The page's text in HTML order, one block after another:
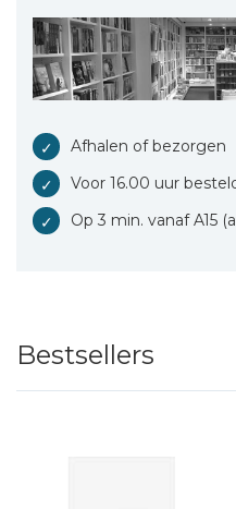
Afhalen of bezorgen
Voor 16.00 uur
Op 3 min. vanaf A15
Bestsellers